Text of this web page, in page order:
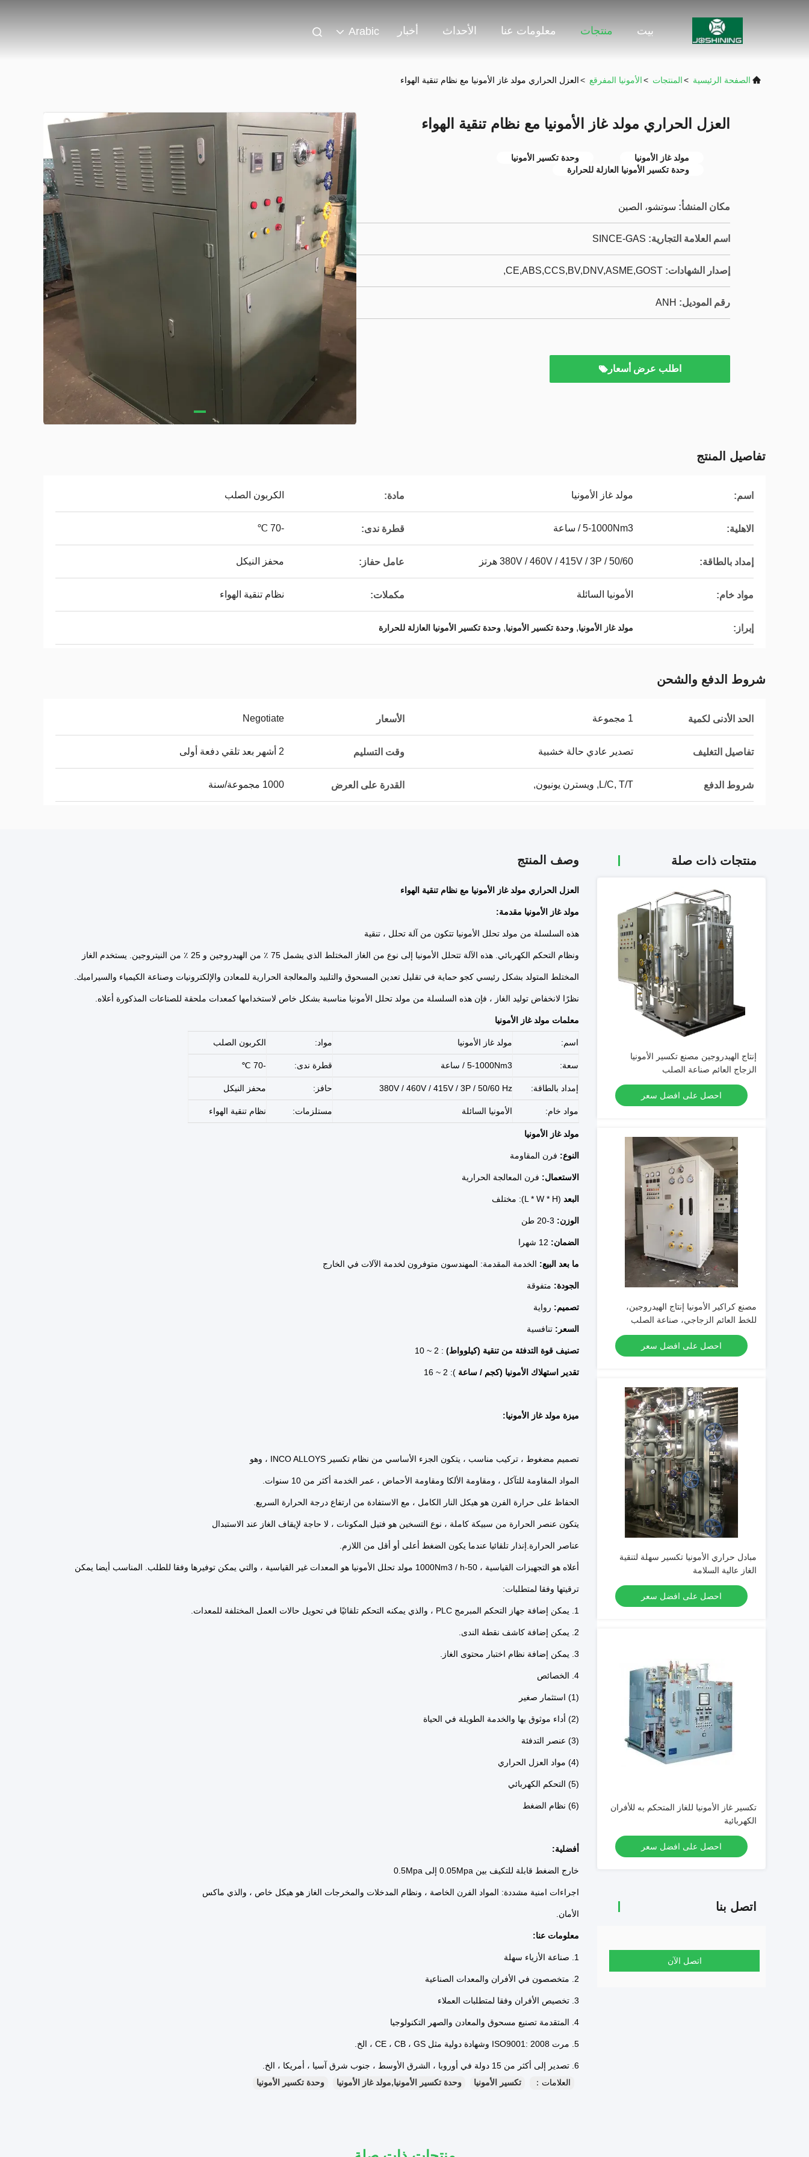
بيت منتجات معلومات عنا الأحداث أخبار Arabic
الصفحة الرئيسية >المنتجات >الأمونيا المفرقع >العزل الحراري مولد غاز الأمونيا مع نظام تنقية الهواء
العزل الحراري مولد غاز الأمونيا مع نظام تنقية الهواء
مولد غاز الأمونيا
وحدة تكسير الأمونيا
وحدة تكسير الأمونيا العازلة للحرارة
مكان المنشأ: سوتشو، الصين
اسم العلامة التجارية: SINCE-GAS
إصدار الشهادات: CE,ABS,CCS,BV,DNV,ASME,GOST,
رقم الموديل: ANH
اطلب عرض أسعار
تفاصيل المنتج
اسم: مولد غاز الأمونيا مادة: الكربون الصلب
الاهلية: 5-1000Nm3 / ساعة قطرة ندى: -70 ℃
إمداد بالطاقة: 380V / 460V / 415V / 3P / 50/60 هرتز عامل حفاز: محفز النيكل
مواد خام: الأمونيا السائلة مكملات: نظام تنقية الهواء
إبراز: مولد غاز الأمونيا, وحدة تكسير الأمونيا, وحدة تكسير الأمونيا العازلة للحرارة
شروط الدفع والشحن
الحد الأدنى لكمية 1 مجموعة الأسعار Negotiate
تفاصيل التغليف تصدير عادي حالة خشبية وقت التسليم 2 أشهر بعد تلقي دفعة أولى
شروط الدفع L/C, T/T, ويسترن يونيون, القدرة على العرض 1000 مجموعة/سنة
منتجات ذات صلة
إنتاج الهيدروجين مصنع تكسير الأمونيا
الزجاج العائم صناعة الصلب
احصل على افضل سعر
مصنع كراكير الأمونيا إنتاج الهيدروجين،
للخط العائم الزجاجي، صناعة الصلب
احصل على افضل سعر
مبادل حراري الأمونيا تكسير سهلة لتنقية
الغاز عالية السلامة
احصل على افضل سعر
تكسير غاز الأمونيا للغاز المتحكم به للأفران
الكهربائية
احصل على افضل سعر
اتصل بنا
اتصل الآن
وصف المنتج
العزل الحراري مولد غاز الأمونيا مع نظام تنقية الهواء
مولد غاز الأمونيا مقدمة:
هذه السلسلة من مولد تحلل الأمونيا تتكون من آلة تحلل ، تنقية
ونظام التحكم الكهربائي. هذه الآلة تتحلل الأمونيا إلى نوع من الغاز المختلط الذي يشمل 75 ٪ من الهيدروجين و 25 ٪ من النيتروجين. يستخدم الغاز
المختلط المتولد بشكل رئيسي كجو حماية في تقليل تعدين المسحوق والتلبيد والمعالجة الحرارية للمعادن والإلكترونيات وصناعة الكيمياء والسيراميك.
نظرًا لانخفاض توليد الغاز ، فإن هذه السلسلة من مولد تحلل الأمونيا مناسبة بشكل خاص لاستخدامها كمعدات ملحقة للصناعات المذكورة أعلاه.
معلمات مولد غاز الأمونيا
اسم: مولد غاز الأمونيا مواد: الكربون الصلب
سعة: 5-1000Nm3 / ساعة قطرة ندى: -70 ℃
إمداد بالطاقة: 380V / 460V / 415V / 3P / 50/60 Hz حافز: محفز النيكل
مواد خام: الأمونيا السائلة مستلزمات: نظام تنقية الهواء
مولد غاز الأمونيا
النوع: فرن المقاومة
الاستعمال: فرن المعالجة الحرارية
البعد (L * W * H): مختلف
الوزن:
الضمان:
ما بعد البيع: الخدمة المقدمة: المهندسون متوفرون لخدمة الآلات في الخارج
الجودة: متفوقة
تصميم: رواية
السعر: تنافسية
تصنيف قوة التدفئة من تنقية (كيلوواط) : 2 ~ 10
تقدير استهلاك الأمونيا (كجم / ساعة ): 2 ~ 16
ميزة مولد غاز الأمونيا:
تصميم مضغوط ، تركيب مناسب ، يتكون الجزء الأساسي من نظام تكسير INCO ALLOYS ، وهو
المواد المقاومة للتآكل ، ومقاومة الألكا ومقاومة الأحماض ، عمر الخدمة أكثر من 10 سنوات.
الحفاظ على حرارة الفرن هو هيكل النار الكامل ، مع الاستفادة من ارتفاع درجة الحرارة السريع.
يتكون عنصر الحرارة من سبيكة كاملة ، نوع التسخين هو فتيل المكونات ، لا حاجة لإيقاف الغاز عند الاستبدال
عناصر الحرارة.إنذار تلقائيا عندما يكون الضغط أعلى أو أقل من اللازم.
أعلاه هو التجهيزات القياسية ، 50-1000Nm3 / h مولد تحلل الأمونيا هو المعدات غير القياسية ، والتي يمكن توفيرها وفقا للطلب. المناسب أيضا يمكن
ترقيتها وفقا لمتطلبات:
1. يمكن إضافة جهاز التحكم المبرمج PLC ، والذي يمكنه التحكم تلقائيًا في تحويل حالات العمل المختلفة للمعدات.
2. يمكن إضافة كاشف نقطة الندى.
3. يمكن إضافة نظام اختبار محتوى الغاز.
4. الخصائص
(1) استثمار صغير
(2) أداء موثوق بها والخدمة الطويلة في الحياة
(3) عنصر التدفئة
(4) مواد العزل الحراري
(5) التحكم الكهربائي
(6) نظام الضغط
أفضلية:
خارج الضغط قابلة للتكيف بين 0.05Mpa إلى 0.5Mpa
اجراءات امنية مشددة: المواد الفرن الخاصة ، ونظام المدخلات والمخرجات الغاز هو هيكل خاص ، والذي ماكس
الأمان.
معلومات عنا:
1. صناعة الأزياء سهلة
2. متخصصون في الأفران والمعدات الصناعية
3. تخصيص الأفران وفقا لمتطلبات العملاء
4. المتقدمة تصنيع مسحوق والمعادن والصهر التكنولوجيا
5. مرت ISO9001: 2008 وشهادة دولية مثل CE ، CB ، GS ، الخ.
6. تصدير إلى أكثر من 15 دولة في أوروبا ، الشرق الأوسط ، جنوب شرق آسيا ، أمريكا ، الخ.
العلامات：
تكسير الأمونيا وحدة تكسير الأمونيا,مولد غاز الأمونيا وحدة تكسير الأمونيا